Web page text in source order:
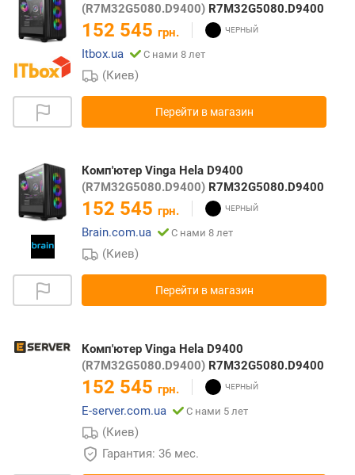
(R7M32G5080.D9400) R7M32G5080.D9400
152 545 грн.
Itbox.ua
С нами 8 лет
(Киев)
Перейти в магазин
Комп'ютер Vinga Hela D9400
(R7M32G5080.D9400) R7M32G5080.D9400
152 545 грн.
Brain.com.ua
С нами 8 лет
(Киев)
Перейти в магазин
Комп'ютер Vinga Hela D9400
(R7M32G5080.D9400) R7M32G5080.D9400
152 545 грн.
E-server.com.ua
С нами 5 лет
(Киев)
Гарантия: 36 мес.